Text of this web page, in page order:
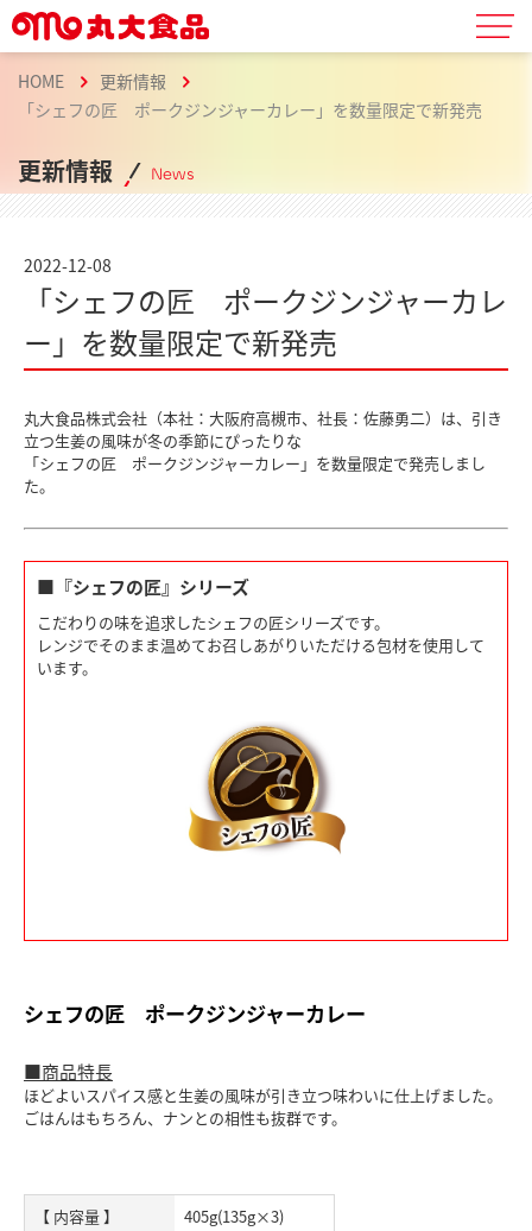
HOME
更新情報
「シェフの匠 ポークジンジャーカレー」を数量限定で新発売
更新情報 News
2022-12-08
「シェフの匠 ポークジンジャーカレ
ー」を数量限定で新発売
丸大食品株式会社（本社：大阪府高槻市、社長：佐藤勇二）は、引き
立つ生姜の風味が冬の季節にぴったりな
「シェフの匠 ポークジンジャーカレー」を数量限定で発売しまし
た。
■『シェフの匠』シリーズ
こだわりの味を追求したシェフの匠シリーズです。
レンジでそのまま温めてお召しあがりいただける包材を使用して
います。
シェフの匠 ポークジンジャーカレー
■商品特長
ほどよいスパイス感と生姜の風味が引き立つ味わいに仕上げました。
ごはんはもちろん、ナンとの相性も抜群です。
【 内容量 】
405g(135g×3)